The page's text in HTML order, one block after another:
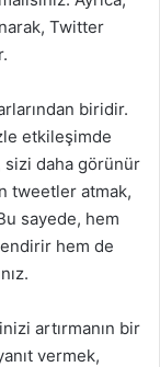
Twitter
biridir.
etkileşimde
sizi daha görünür
tweetler atmak,
sayede, hem
hem de
artırmanın bir
vermek,